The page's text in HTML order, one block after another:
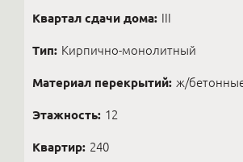
Квартал сдачи дома: III
Тип: Кирпично-монолитный
Материал перекрытий: ж/
Этажность: 12
Квартир: 240